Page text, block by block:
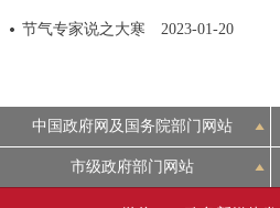
DEUTSCH FRANÇAIS
ITALIANO
节气专家说之大寒 2023-01-20
中国政府网及国务院部门网站
市级政府部门网站